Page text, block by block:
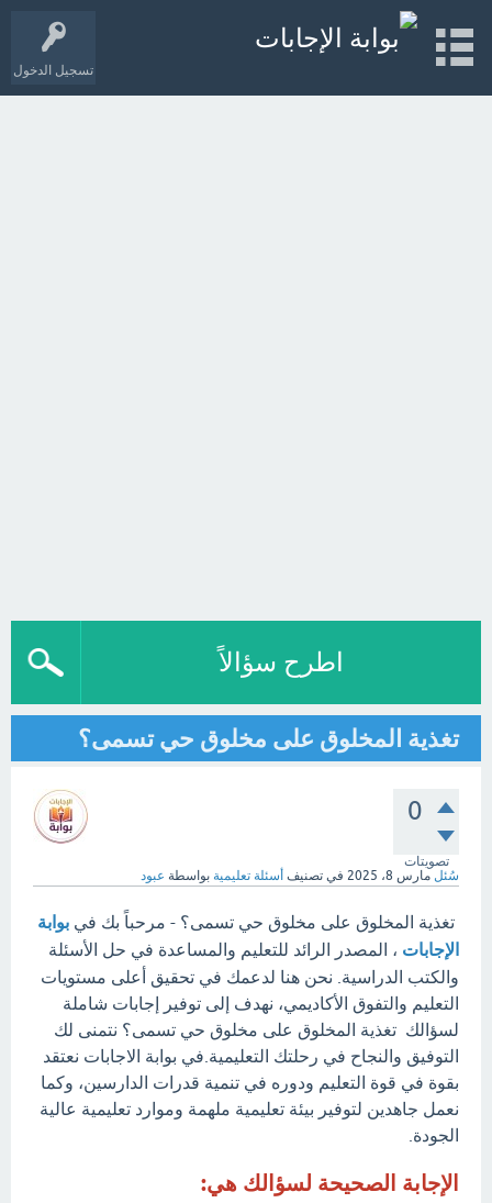
تسجيل الدخول
اطرح سؤالاً
تغذية المخلوق على مخلوق حي تسمى؟
0
تصويتات
سُئل مارس 8، 2025 في تصنيف أسئلة تعليمية بواسطة عبود
تغذية المخلوق على مخلوق حي تسمى؟ - مرحباً بك في بوابة
الإجابات ، المصدر الرائد للتعليم والمساعدة في حل الأسئلة
والكتب الدراسية. نحن هنا لدعمك في تحقيق أعلى مستويات
التعليم والتفوق الأكاديمي، نهدف إلى توفير إجابات شاملة
لسؤالك تغذية المخلوق على مخلوق حي تسمى؟ نتمنى لك
التوفيق والنجاح في رحلتك التعليمية.في بوابة الاجابات نعتقد
بقوة في قوة التعليم ودوره في تنمية قدرات الدارسين، وكما
نعمل جاهدين لتوفير بيئة تعليمية ملهمة وموارد تعليمية عالية
الجودة.
الإجابة الصحيحة لسؤالك هي: